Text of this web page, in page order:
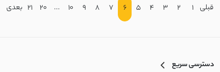
قبلی 1
2
3
4
5
6
7
8
9
10
...
20
21 بعدی
دسترسی سریع